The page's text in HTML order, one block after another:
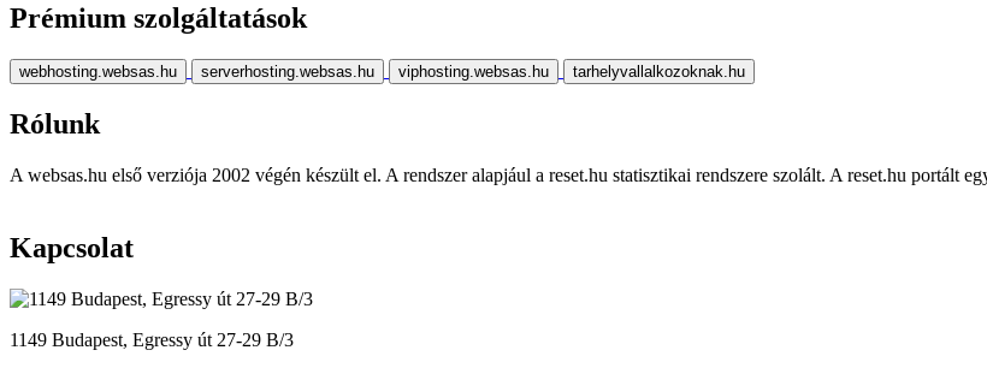
Prémium szolgáltatások
webhosting.websas.hu serverhosting.websas.hu viphosting.websas.hu tarhelyvallalkozoknak.hu
Rólunk
A websas.hu első verziója 2002 végén készült el. A rendszer alapjául a reset.hu statisztikai rendszere szolált. A reset.hu portált
Kapcsolat
1149 Budapest, Egressy út 27-29 B/3